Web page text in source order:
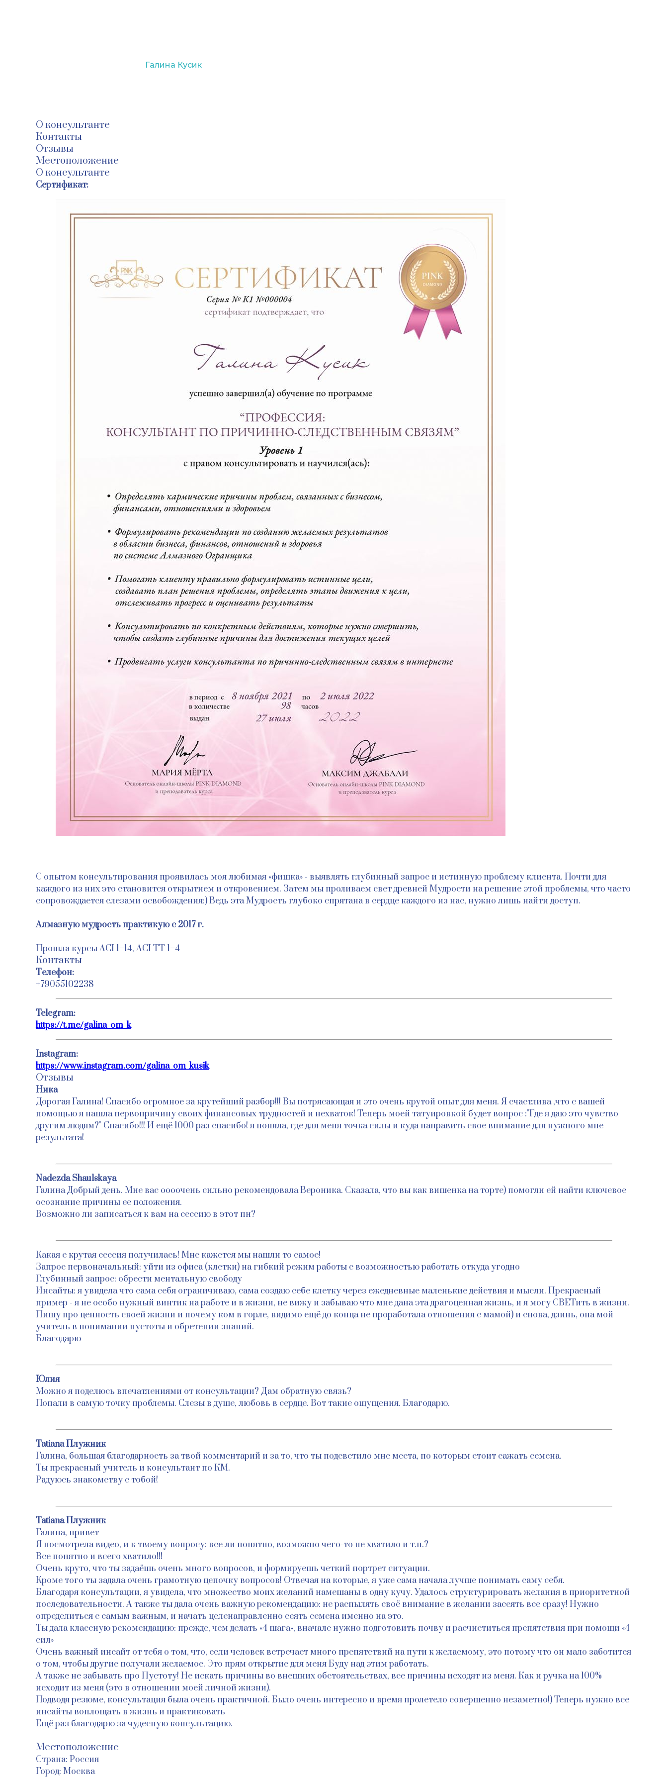
Галина Кусик
О консультанте
Контакты
Отзывы
Местоположение
О консультанте
Сертификат:
С опытом консультирования проявилась моя любимая «фишка» - выявлять глубинный запрос и истинную проблему клиента. Почти для
каждого из них это становится открытием и откровением. Затем мы проливаем свет древней Мудрости на решение этой проблемы, что часто
сопровождается слезами освобождения:) Ведь эта Мудрость глубоко спрятана в сердце каждого из нас, нужно лишь найти доступ.
Алмазную мудрость практикую с 2017 г.
Прошла курсы ACI 1–14, ACI TT 1–4
Контакты
Tелефон:
+79055102238
Telegram:
https://t.me/galina_om_k
Instagram:
https://www.instagram.com/galina_om_kusik
Отзывы
Ника
Дорогая Галина! Спасибо огромное за крутейший разбор!!! Вы потрясающая и это очень крутой опыт для меня. Я счастлива ,что с вашей
помощью я нашла первопричину своих финансовых трудностей и нехваток! Теперь моей татуировкой будет вопрос :"Где я даю это чувство
другим людям?" Спасибо!!! И ещё 1000 раз спасибо! я поняла, где для меня точка силы и куда направить свое внимание для нужного мне
результата!
Nadezda Shaulskaya
Галина Добрый день. Мне вас оооочень сильно рекомендовала Вероника. Сказала, что вы как вишенка на торте) помогли ей найти ключевое
осознание причины ее положения.
Возможно ли записаться к вам на сессию в этот пн?
Какая е крутая сессия получилась! Мне кажется мы нашли то самое!
Запрос первоначальный: уйти из офиса (клетки) на гибкий режим работы с возможностью работать откуда угодно
Глубинный запрос: обрести ментальную свободу
Инсайты: я увидела что сама себя ограничиваю, сама создаю себе клетку через ежедневные маленькие действия и мысли. Прекрасный
пример - я не особо нужный винтик на работе и в жизни, не вижу и забываю что мне дана эта драгоценная жизнь, и я могу СВЕТить в жизни.
Пишу про ценность своей жизни и почему ком в горле, видимо ещё до конца не проработала отношения с мамой) и снова, дзинь, она мой
учитель в понимании пустоты и обретении знаний.
Благодарю
Юлия
Можно я поделюсь впечатлениями от консультации? Дам обратную связь?
Попали в самую точку проблемы. Слезы в душе, любовь в сердце. Вот такие ощущения. Благодарю.
Tatiana Плужник
Галина, большая благодарность за твой комментарий и за то, что ты подсветило мне места, по которым стоит сажать семена.
Ты прекрасный учитель и консультант по КМ.
Радуюсь знакомству с тобой!
Tatiana Плужник
Галина, привет
Я посмотрела видео, и к твоему вопросу: все ли понятно, возможно чего-то не хватило и т.п.?
Все понятно и всего хватило!!!
Очень круто, что ты задаёшь очень много вопросов, и формируешь четкий портрет ситуации.
Кроме того ты задала очень грамотную цепочку вопросов! Отвечая на которые, я уже сама начала лучше понимать саму себя.
Благодаря консультации, я увидела, что множество моих желаний намешаны в одну кучу. Удалось структурировать желания в приоритетной
последовательности. А также ты дала очень важную рекомендацию: не распылять своё внимание в желании засеять все сразу! Нужно
определиться с самым важным, и начать целенаправленно сеять семена именно на это.
Ты дала классную рекомендацию: прежде, чем делать «4 шага», вначале нужно подготовить почву и расчиститься препятствия при помощи «4
сил»
Очень важный инсайт от тебя о том, что, если человек встречает много препятствий на пути к желаемому, это потому что он мало заботится
о том, чтобы другие получали желаемое. Это прям открытие для меня Буду над этим работать.
А также не забывать про Пустоту! Не искать причины во внешних обстоятельствах, все причины исходят из меня. Как и ручка на 100%
исходит из меня (это в отношении моей личной жизни).
Подводя резюме, консультация была очень практичной. Было очень интересно и время пролетело совершенно незаметно!) Теперь нужно все
инсайты воплощать в жизнь и практиковать
Ещё раз благодарю за чудесную консультацию.
Местоположение
Страна: Россия
Город: Москва